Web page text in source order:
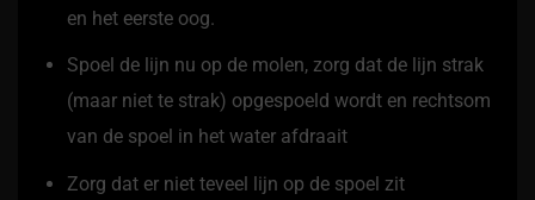
en het eerste oog.
Spoel de lijn nu op de molen, zorg dat de lijn strak
(maar niet te strak) opgespoeld wordt en rechtsom
van de spoel in het water afdraait
Zorg dat er niet teveel lijn op de spoel zit